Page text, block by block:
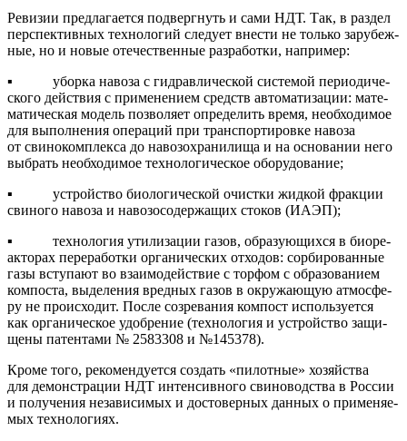
Реви­зии пред­ла­га­ет­ся под­верг­нуть и сами НДТ. Так, в раз­дел
пер­спек­тив­ных тех­но­ло­гий сле­ду­ет вне­сти не толь­ко зару­беж­
ные, но и новые оте­че­ствен­ные раз­ра­бот­ки, например:
▪ убор­ка наво­за с гид­рав­ли­че­ской систе­мой пери­о­ди­че­
ско­го дей­ствия с при­ме­не­ни­ем средств авто­ма­ти­за­ции: мате­
ма­ти­че­ская модель поз­во­ля­ет опре­де­лить вре­мя, необ­хо­ди­мое
для выпол­не­ния опе­ра­ций при транс­пор­ти­ров­ке наво­за
от сви­но­ком­плек­са до наво­зо­хра­ни­ли­ща и на осно­ва­нии него
выбрать необ­хо­ди­мое тех­но­ло­ги­че­ское оборудование;
▪ устрой­ство био­ло­ги­че­ской очист­ки жид­кой фрак­ции
сви­но­го наво­за и наво­зо­со­дер­жа­щих сто­ков (ИАЭП);
▪ тех­но­ло­гия ути­ли­за­ции газов, обра­зу­ю­щих­ся в био­ре­
ак­то­рах пере­ра­бот­ки орга­ни­че­ских отхо­дов: сор­би­ро­ван­ные
газы всту­па­ют во вза­и­мо­дей­ствие с тор­фом с обра­зо­ва­ни­ем
ком­по­ста, выде­ле­ния вред­ных газов в окру­жа­ю­щую атмо­сфе­
ру не про­ис­хо­дит. После созре­ва­ния ком­пост исполь­зу­ет­ся
как орга­ни­че­ское удоб­ре­ние (тех­но­ло­гия и устрой­ство защи­
ще­ны патен­та­ми № 2583308 и №145378).
Кро­ме того, реко­мен­ду­ет­ся создать «пилот­ные» хозяй­ства
для демон­стра­ции НДТ интен­сив­но­го сви­но­вод­ства в Рос­сии
и полу­че­ния неза­ви­си­мых и досто­вер­ных дан­ных о при­ме­ня­е­
мых технологиях.